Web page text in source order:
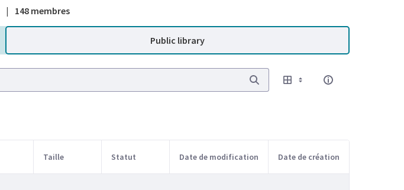
| 148 membres
Public library
Taille Statut Date de modification Date de création